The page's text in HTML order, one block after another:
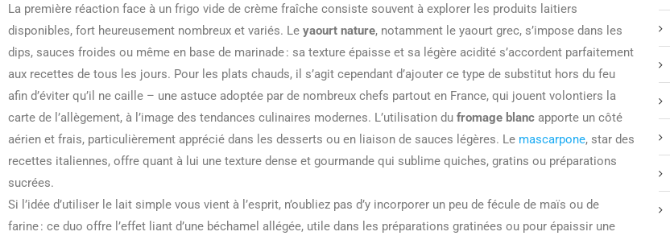
La première réaction face à un frigo vide de crème fraîche consiste souvent à explorer les produits laitiers
disponibles, fort heureusement nombreux et variés. Le yaourt nature, notamment le yaourt grec, s’impose dans les
dips, sauces froides ou même en base de marinade : sa texture épaisse et sa légère acidité s’accordent parfaitement
aux recettes de tous les jours. Pour les plats chauds, il s’agit cependant d’ajouter ce type de substitut hors du feu
afin d’éviter qu’il ne caille – une astuce adoptée par de nombreux chefs partout en France, qui jouent volontiers la
carte de l’allègement, à l’image des tendances culinaires modernes. L’utilisation du fromage blanc apporte un côté
aérien et frais, particulièrement apprécié dans les desserts ou en liaison de sauces légères. Le mascarpone, star des
recettes italiennes, offre quant à lui une texture dense et gourmande qui sublime quiches, gratins ou préparations
sucrées.
Si l’idée d’utiliser le lait simple vous vient à l’esprit, n’oubliez pas d’y incorporer un peu de fécule de maïs ou de
farine : ce duo offre l’effet liant d’une béchamel allégée, utile dans les préparations gratinées ou pour épaissir une